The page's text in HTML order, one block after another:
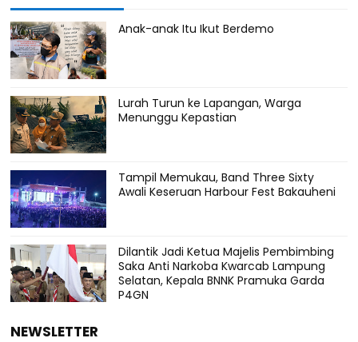
Anak-anak Itu Ikut Berdemo
Lurah Turun ke Lapangan, Warga
Menunggu Kepastian
Tampil Memukau, Band Three Sixty
Awali Keseruan Harbour Fest Bakauheni
Dilantik Jadi Ketua Majelis Pembimbing
Saka Anti Narkoba Kwarcab Lampung
Selatan, Kepala BNNK Pramuka Garda
P4GN
NEWSLETTER